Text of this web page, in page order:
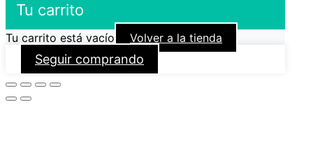
Tu carrito
Tu carrito está vacío Volver a la tienda
Seguir comprando